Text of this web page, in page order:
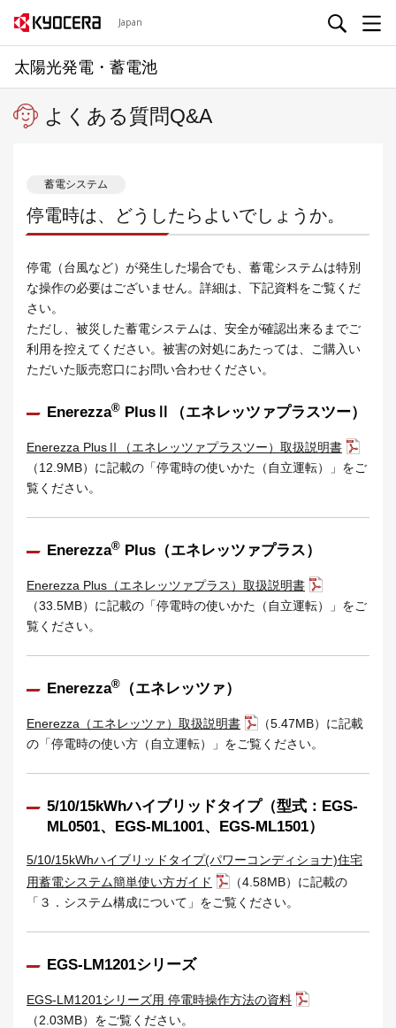
Japan
太陽光発電・蓄電池
よくある質問Q&A
蓄電システム
停電時は、どうしたらよいでしょうか。
停電（台風など）が発生した場合でも、蓄電システムは特別
な操作の必要はございません。詳細は、下記資料をご覧くだ
さい。
ただし、被災した蓄電システムは、安全が確認出来るまでご
利用を控えてください。被害の対処にあたっては、ご購入い
ただいた販売窓口にお問い合わせください。
Enerezza® PlusⅡ（エネレッツァプラスツー）
Enerezza PlusⅡ（エネレッツァプラスツー）取扱説明書
（12.9MB）に記載の「停電時の使いかた（自立運転）」をご
覧ください。
Enerezza® Plus（エネレッツァプラス）
Enerezza Plus（エネレッツァプラス）取扱説明書
（33.5MB）に記載の「停電時の使いかた（自立運転）」をご
覧ください。
Enerezza® （エネレッツァ）
Enerezza（エネレッツァ）取扱説明書
（5.47MB）に記載
の「停電時の使い方（自立運転）」をご覧ください。
5/10/15kWhハイブリッドタイプ（型式：EGS-
ML0501、EGS-ML1001、EGS-ML1501）
5/10/15kWhハイブリッドタイプ(パワーコンディショナ)住宅
用蓄電システム簡単使い方ガイド
（4.58MB）に記載の
「３．システム構成について」をご覧ください。
EGS-LM1201シリーズ
EGS-LM1201シリーズ用 停電時操作方法の資料
（2.03MB）をご覧ください。